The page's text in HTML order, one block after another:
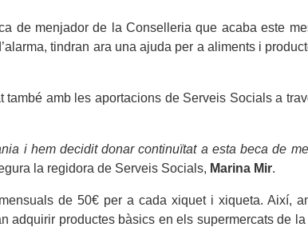
de menjador de la Conselleria que acaba este
tindran ara una ajuda per a aliments i
també amb les aportacions de Serveis Socials a
i hem decidit donar continuïtat a esta beca de
la regidora de Serveis Socials, Marina Mir.
de 50€ per a cada xiquet i xiqueta. Així,
adquirir productes bàsics en els supermercats de